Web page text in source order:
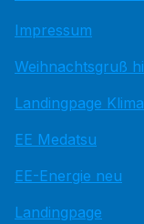
Impressum
Weihnachtsgruß
Landingpage Klima
EE Medatsu
EE-Energie neu
Landingpage